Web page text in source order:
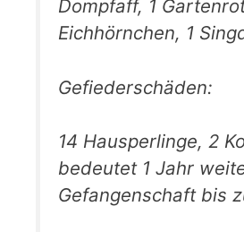
Dompfaff, 1
Eichhörnchen, 1
Gefiederschäden:
14 Hausperlinge, 2
bedeutet 1 Jahr
Gefangenschaft bis